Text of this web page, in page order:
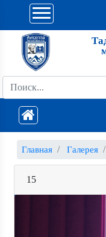
Главная Галерея
15